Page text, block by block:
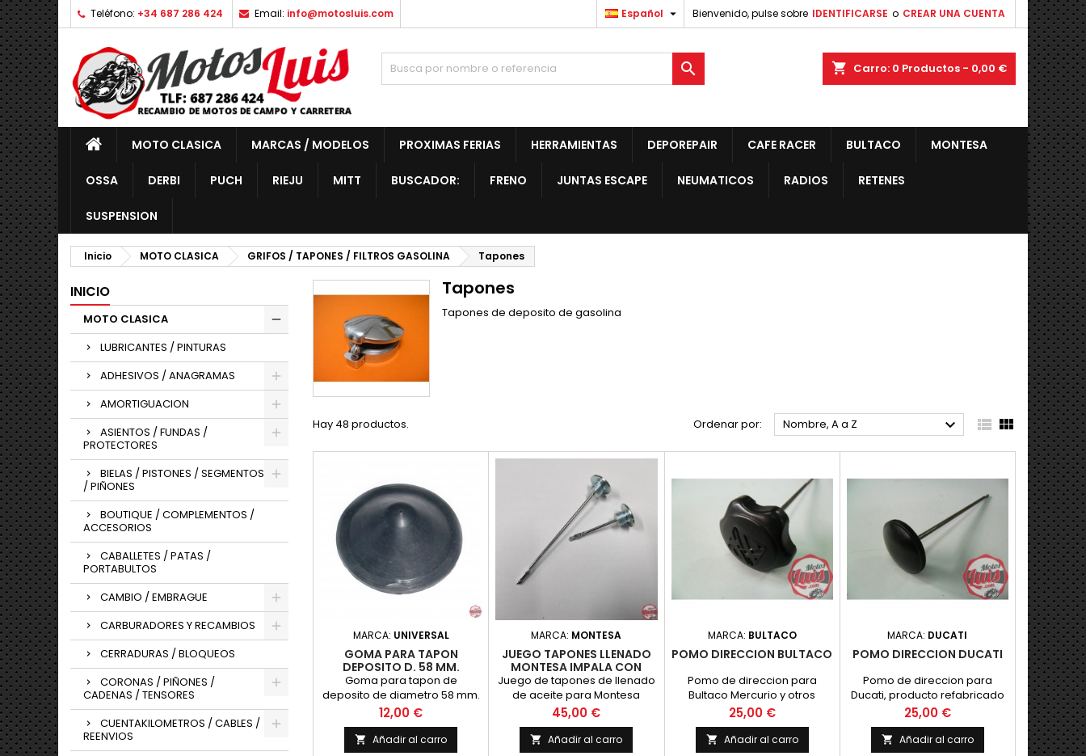
Teléfono: +34 687 286 424 Email: info@motosluis.com Bienvenido, pulse sobre IDENTIFICARSE o CREAR UNA CUENTA
Español 
shopping_cart Carro: 0 Productos - 0,00 €

MOTO CLASICA MARCAS / MODELOS PROXIMAS FERIAS HERRAMIENTAS DEPOREPAIR CAFE RACER BULTACO MONTESA
OSSA DERBI PUCH RIEJU MITT BUSCADOR: FRENO JUNTAS ESCAPE NEUMATICOS RADIOS RETENES
SUSPENSION
Inicio MOTO CLASICA GRIFOS / TAPONES / FILTROS GASOLINA Tapones
INICIO
MOTO CLASICA
LUBRICANTES / PINTURAS
ADHESIVOS / ANAGRAMAS
AMORTIGUACION
ASIENTOS / FUNDAS /
PROTECTORES
BIELAS / PISTONES / SEGMENTOS
/ PIÑONES
BOUTIQUE / COMPLEMENTOS /
ACCESORIOS
CABALLETES / PATAS /
PORTABULTOS
CAMBIO / EMBRAGUE
CARBURADORES Y RECAMBIOS
CERRADURAS / BLOQUEOS
CORONAS / PIÑONES /
CADENAS / TENSORES
CUENTAKILOMETROS / CABLES /
REENVIOS
Tapones
Tapones de deposito de gasolina
Hay 48 productos. Ordenar por: Nombre, A a Z   
MARCA: UNIVERSAL
GOMA PARA TAPON
DEPOSITO D. 58 MM.
Goma para tapon de
deposito de diametro 58 mm.
Conica.
Precio
12,00 €
 Añadir al carro
MARCA: MONTESA
JUEGO TAPONES LLENADO
MONTESA IMPALA CON
NIVEL
Juego de tapones de llenado
de aceite para Montesa
Impala
Precio
45,00 €
 Añadir al carro
MARCA: BULTACO
POMO DIRECCION BULTACO
Pomo de direccion para
Bultaco Mercurio y otros
modelos de la marca, Nuevo
Precio
25,00 €
 Añadir al carro
MARCA: DUCATI
POMO DIRECCION DUCATI
Pomo de direccion para
Ducati, producto refabricado
con la mejor calidad. NUEVO
Precio
25,00 €
 Añadir al carro